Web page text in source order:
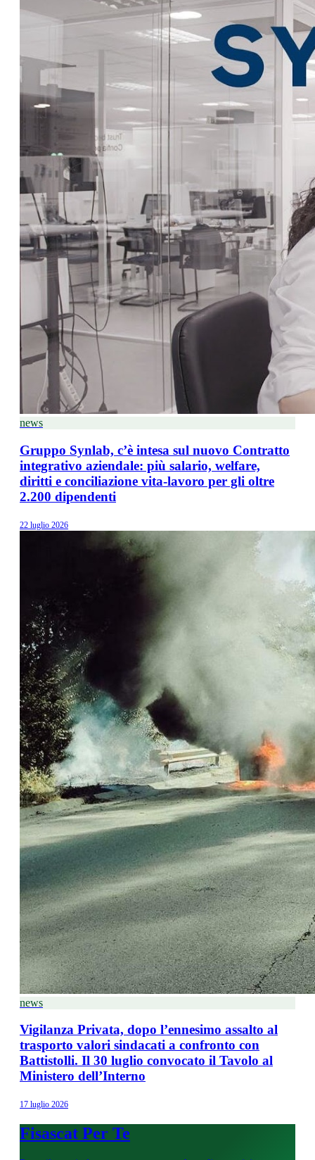
news
Gruppo Synlab, c’è intesa sul nuovo Contratto
integrativo aziendale: più salario, welfare,
diritti e conciliazione vita-lavoro per gli oltre
2.200 dipendenti
22 luglio 2026
news
Vigilanza Privata, dopo l’ennesimo assalto al
trasporto valori sindacati a confronto con
Battistolli. Il 30 luglio convocato il Tavolo al
Ministero dell’Interno
17 luglio 2026
Fisascat Per Te